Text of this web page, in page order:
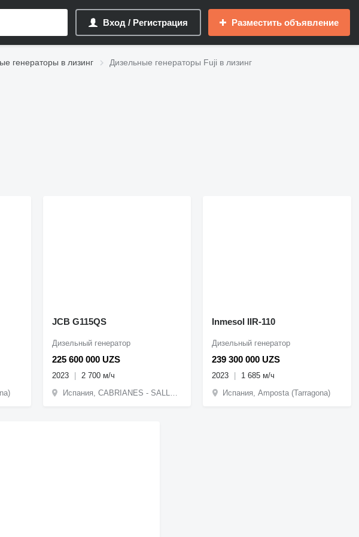
Вход / Регистрация Разместить объявление
генераторы в лизинг
Дизельные генераторы Fuji в лизинг
JCB G115QS
225 600 000 UZS
Дизельный генератор
2023
2 700 м/ч
Inmesol IIR-110
239 300 000 UZS
Дизельный генератор
2023
1 685 м/ч
Испания, Amposta (Tarragona)